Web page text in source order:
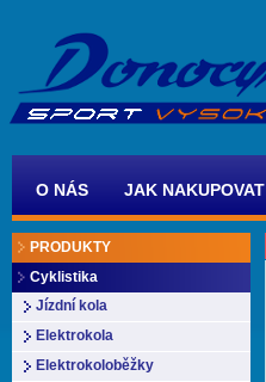
O NÁS JAK NAKUPOVAT
PRODUKTY
Cyklistika
Jízdní kola
Elektrokola
Elektrokoloběžky